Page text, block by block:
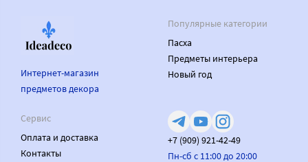
Интернет-магазин
предметов декора
Популярные категории
Пасха
Предметы интерьера
Новый год
Сервис
Оплата и доставка
Контакты
+7 (909) 921-42-49
Пн-сб с 11:00 до 20:00